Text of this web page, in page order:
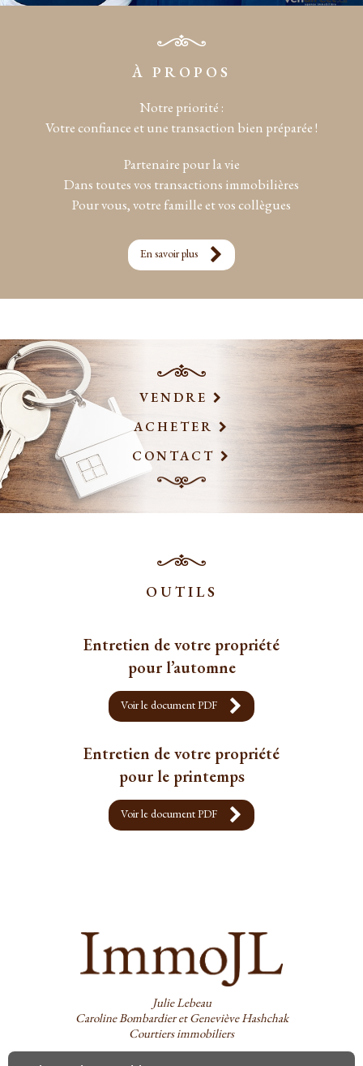
À PROPOS
Notre priorité :
Votre confiance et une transaction bien préparée !
Partenaire pour la vie
Dans toutes vos transactions immobilières
Pour vous, votre famille et vos collègues
En savoir plus
VENDRE
ACHETER
CONTACT
OUTILS
Entretien de votre propriété
pour l’automne
Voir le document PDF
Entretien de votre propriété
pour le printemps
Voir le document PDF
Julie Lebeau
Caroline Bombardier et Geneviève Hashchak
Courtiers immobiliers